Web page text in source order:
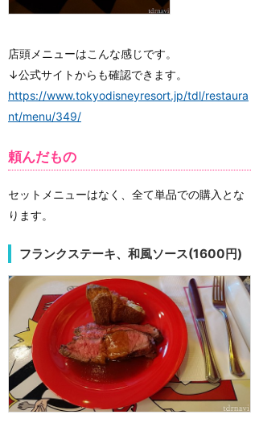
店頭メニューはこんな感じです。
↓公式サイトからも確認できます。
https://www.tokyodisneyresort.jp/tdl/restaura
nt/menu/349/
頼んだもの
セットメニューはなく、全て単品での購入とな
ります。
フランクステーキ、和風ソース(1600円)